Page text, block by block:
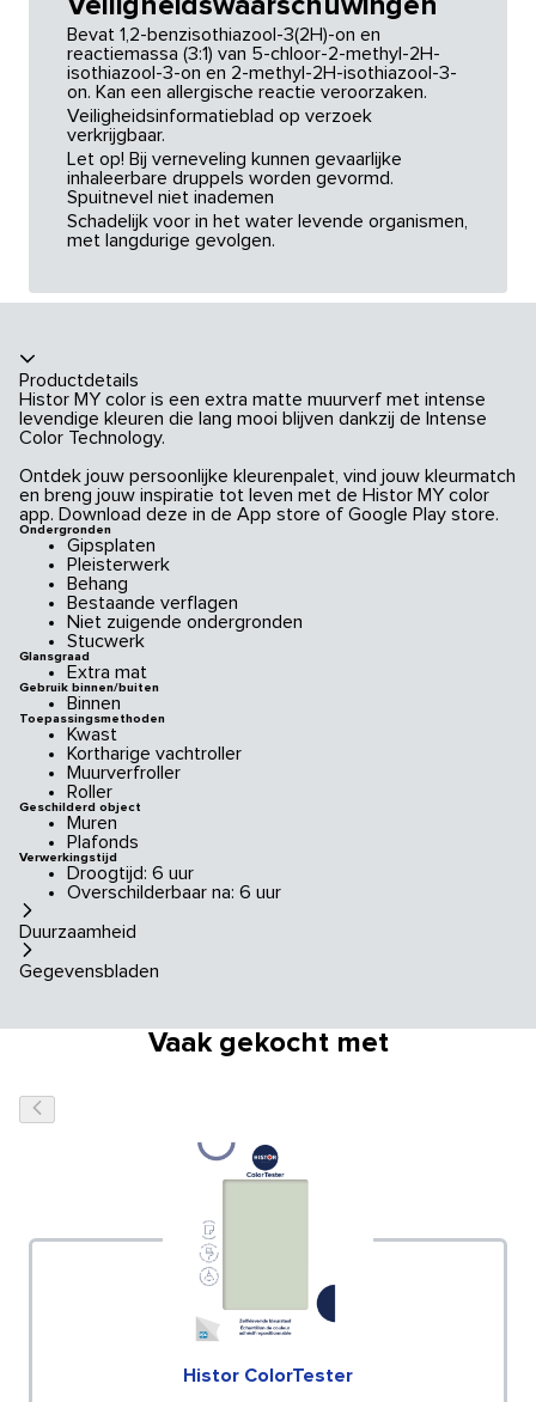
Bevat 1,2-benzisothiazool-3(2H)-on en
reactiemassa (3:1) van 5-chloor-2-methyl-2H-
isothiazool-3-on en 2-methyl-2H-isothiazool-3-
on. Kan een allergische reactie veroorzaken.
Veiligheidsinformatieblad op verzoek
verkrijgbaar.
Let op! Bij verneveling kunnen gevaarlijke
inhaleerbare druppels worden gevormd.
Spuitnevel niet inademen
Schadelijk voor in het water levende organismen,
met langdurige gevolgen.
Productdetails
Histor MY color is een extra matte muurverf met intense
levendige kleuren die lang mooi blijven dankzij de Intense
Color Technology.
Ontdek jouw persoonlijke kleurenpalet, vind jouw kleurmatch
en breng jouw inspiratie tot leven met de Histor MY color
app. Download deze in de App store of Google Play store.
Ondergronden
Gipsplaten
Pleisterwerk
Behang
Bestaande verflagen
Niet zuigende ondergronden
Stucwerk
Glansgraad
Extra mat
Gebruik binnen/buiten
Binnen
Toepassingsmethoden
Kwast
Kortharige vachtroller
Muurverfroller
Roller
Geschilderd object
Muren
Plafonds
Verwerkingstijd
Droogtijd: 6 uur
Overschilderbaar na: 6 uur
Duurzaamheid
Gegevensbladen
Vaak gekocht met
Histor ColorTester